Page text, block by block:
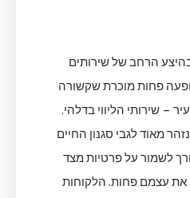
הרחב של שירותים
פחות מוכרת שקשורה
– שירותי הליווי בדלהי.
מאוד לגבי סגנון החיים
לשמור על פרטיות מצד
את עצמם פחות. הלקוחות